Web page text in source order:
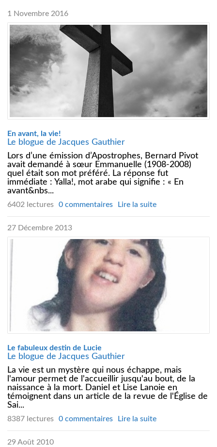
1 Novembre 2016
En avant, la vie!
Le blogue de Jacques Gauthier
Lors d’une émission d’Apostrophes, Bernard Pivot
avait demandé à sœur Emmanuelle (1908-2008)
quel était son mot préféré. La réponse fut
immédiate : Yalla!, mot arabe qui signifie : « En
avant&nbs...
6402 lectures 0 commentaires Lire la suite
27 Décembre 2013
Le fabuleux destin de Lucie
Le blogue de Jacques Gauthier
La vie est un mystère qui nous échappe, mais
l'amour permet de l'accueillir jusqu'au bout, de la
naissance à la mort. Daniel et Lise Lanoie en
témoignent dans un article de la revue de l'Église de
Sai...
8387 lectures 0 commentaires Lire la suite
29 Août 2010